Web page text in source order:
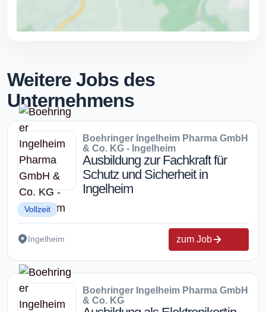
Weitere Jobs des
Unternehmens
Boehringer Ingelheim Pharma GmbH
& Co. KG - Ingelheim
Ausbildung zur Fachkraft für
Schutz und Sicherheit in
Ingelheim
Vollzeit
Ingelheim zum Job
Boehringer Ingelheim Pharma GmbH
& Co. KG